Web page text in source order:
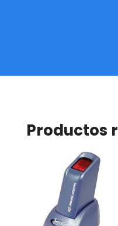
Productos